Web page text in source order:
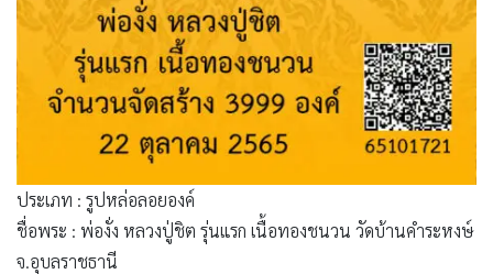
ประเภท : รูปหล่อลอยองค์
ชื่อพระ : พ่องั่ง หลวงปู่ชิต รุ่นแรก เนื้อทองชนวน วัดบ้านคำระหงษ์
จ.อุบลราชธานี